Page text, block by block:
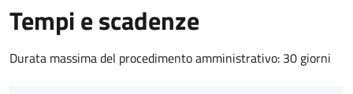
Tempi e scadenze
Durata massima del procedimento amministrativo: 30 giorni